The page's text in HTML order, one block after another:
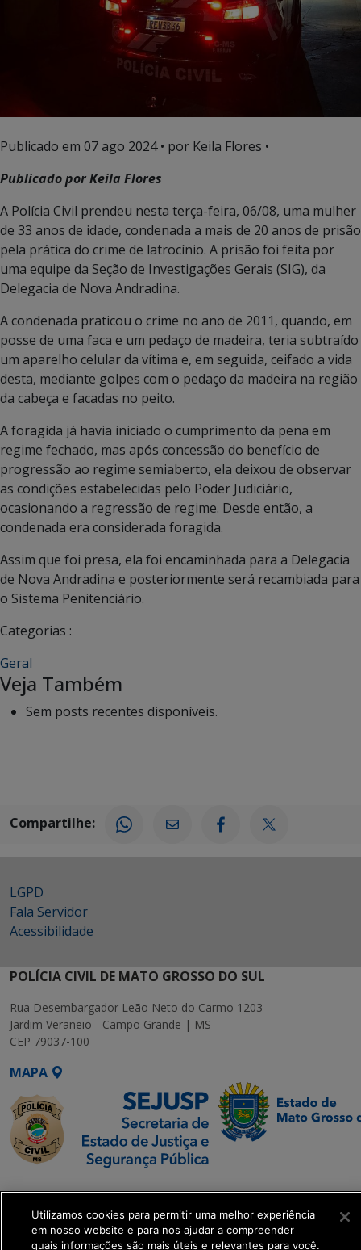
Publicado em 07 ago 2024• por Keila Flores •
Publicado por Keila Flores
A Polícia Civil prendeu nesta terça-feira, 06/08, uma mulher
de 33 anos de idade, condenada a mais de 20 anos de prisão
pela prática do crime de latrocínio. A prisão foi feita por
uma equipe da Seção de Investigações Gerais (SIG), da
Delegacia de Nova Andradina.
A condenada praticou o crime no ano de 2011, quando, em
posse de uma faca e um pedaço de madeira, teria subtraído
um aparelho celular da vítima e, em seguida, ceifado a vida
desta, mediante golpes com o pedaço da madeira na região
da cabeça e facadas no peito.
A foragida já havia iniciado o cumprimento da pena em
regime fechado, mas após concessão do benefício de
progressão ao regime semiaberto, ela deixou de observar
as condições estabelecidas pelo Poder Judiciário,
ocasionando a regressão de regime. Desde então, a
condenada era considerada foragida.
Assim que foi presa, ela foi encaminhada para a Delegacia
de Nova Andradina e posteriormente será recambiada para
o Sistema Penitenciário.
Categorias :
Geral
Veja Também
Sem posts recentes disponíveis.
Compartilhe:
LGPD
Fala Servidor
Acessibilidade
POLÍCIA CIVIL DE MATO GROSSO DO SUL
Rua Desembargador Leão Neto do Carmo 1203
Jardim Veraneio - Campo Grande | MS
CEP 79037-100
MAPA
SETDIG | Secretaria-
Executiva de
Transformação Digital
Utilizamos cookies para permitir uma melhor experiência
em nosso website e para nos ajudar a compreender
quais informações são mais úteis e relevantes para você.